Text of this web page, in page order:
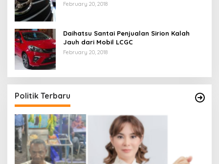
February 20, 2018
Daihatsu Santai Penjualan Sirion Kalah
Jauh dari Mobil LCGC
February 20, 2018
Politik Terbaru